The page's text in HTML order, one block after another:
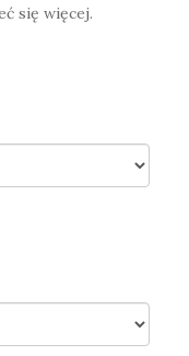
się więcej.